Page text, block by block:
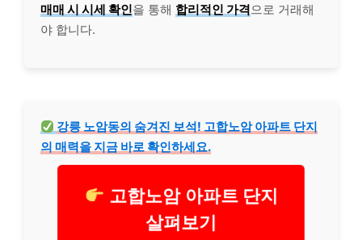
매매 시 시세 확인을 통해 합리적인 가격으로 거래해
야 합니다.
강릉 노암동의 숨겨진 보석! 고합노암 아파트 단지
의 매력을 지금 바로 확인하세요.
고합노암 아파트 단지
살펴보기